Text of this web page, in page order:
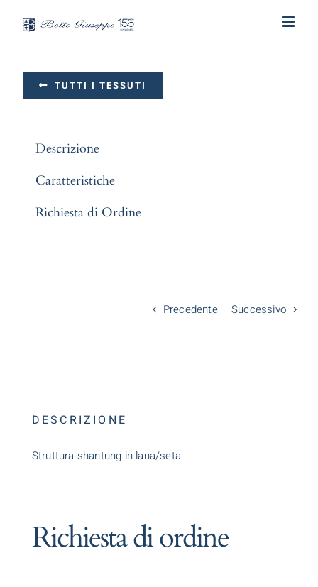
Precedente Successivo
DESCRIZIONE
Struttura shantung in lana/seta
Richiesta di ordine
TUTTI I TESSUTI
Descrizione
Caratteristiche
Richiesta di Ordine